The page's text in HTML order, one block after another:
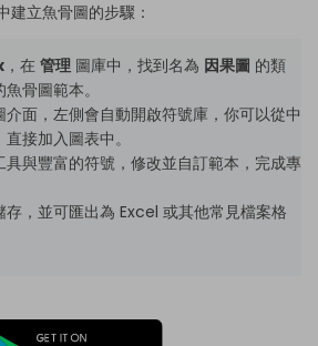
建立魚骨圖的步驟：
，在 管理 圖庫中，找到名為 因果圖 的類
骨圖範本。
面，左側會自動開啟符號庫，你可以從中
接加入圖表中。
與豐富的符號，修改並自訂範本，完成專
存，並可匯出為 Excel 或其他常見檔案格